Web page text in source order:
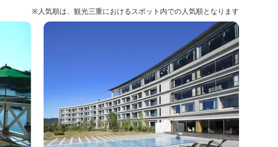
※人気順は、観光三重におけるスポット内での人気順となります